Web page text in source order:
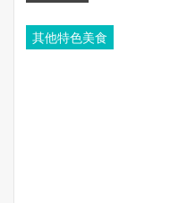
其他特色美食